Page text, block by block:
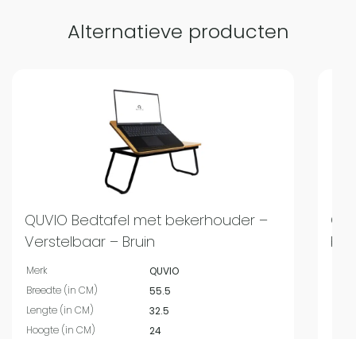
Alternatieve producten
QUVIO Bedtafel met bekerhouder –
Verstelbaar – Bruin
Merk
QUVIO
Breedte (in CM)
55.5
Lengte (in CM)
32.5
Hoogte (in CM)
24